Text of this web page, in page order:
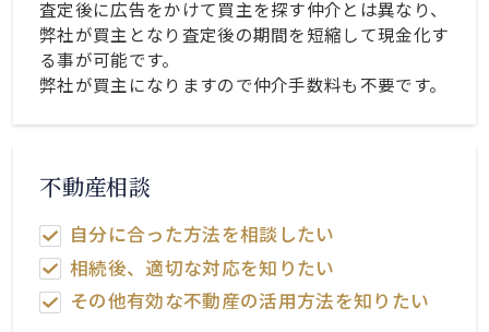
査定後に広告をかけて買主を探す仲介とは異なり、
弊社が買主となり査定後の期間を短縮して現金化す
る事が可能です。
弊社が買主になりますので仲介手数料も不要です。
不動産相談
自分に合った方法を相談したい
相続後、適切な対応を知りたい
その他有効な不動産の活用方法を知りたい